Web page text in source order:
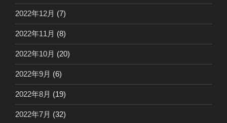
2022年12月 (7)
2022年11月 (8)
2022年10月 (20)
2022年9月 (6)
2022年8月 (19)
2022年7月 (32)